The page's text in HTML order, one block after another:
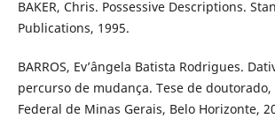
BAKER, Chris. Possessive Descriptions.
Publications, 1995.
BARROS, Ev’ângela Batista Rodrigues.
percurso de mudança. Tese de
Federal de Minas Gerais, Belo Horizonte,